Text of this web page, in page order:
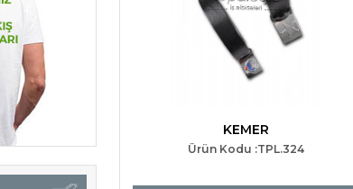
KEMER
Ürün Kodu :TPL.324